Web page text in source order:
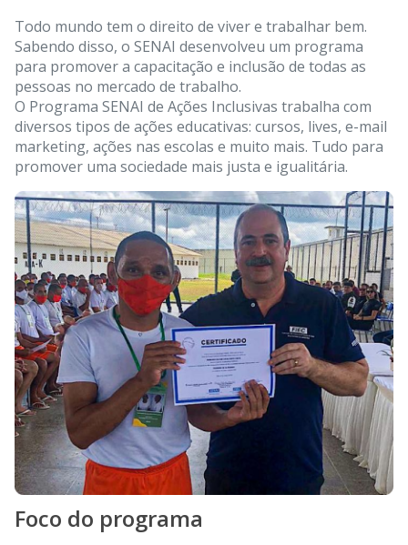
Todo mundo tem o direito de viver e trabalhar bem.
Sabendo disso, o SENAI desenvolveu um programa
para promover a capacitação e inclusão de todas as
pessoas no mercado de trabalho.
O Programa SENAI de Ações Inclusivas trabalha com
diversos tipos de ações educativas: cursos, lives, e-mail
marketing, ações nas escolas e muito mais. Tudo para
promover uma sociedade mais justa e igualitária.
Foco do programa